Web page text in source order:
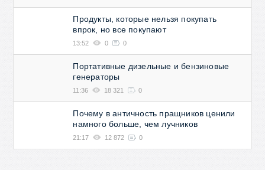
Продукты, которые нельзя покупать
впрок, но все покупают
13:52 0 0
Портативные дизельные и бензиновые
генераторы
11:36 18 321 0
Почему в античность пращников ценили
намного больше, чем лучников
21:17 12 872 0